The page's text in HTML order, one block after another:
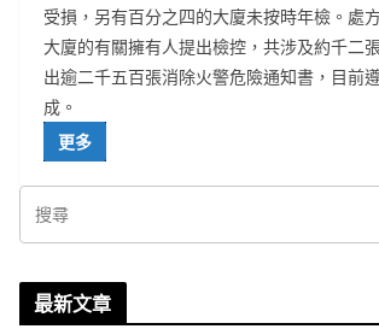
受損，另有百分之四的大廈未按時年檢。處
大廈的有關擁有人提出檢控，共涉及約千二
出逾二千五百張消除火警危險通知書，目前
成。
更多
最新文章